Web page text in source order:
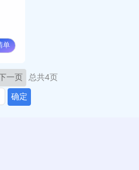
单
一页 总共4页
确定